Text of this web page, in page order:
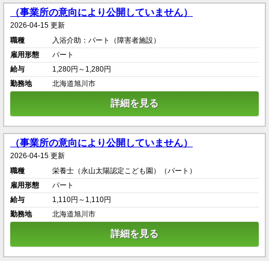
（事業所の意向により公開していません）
2026-04-15 更新
職種
入浴介助：パート（障害者施設）
雇用形態
パート
給与
1,280円～1,280円
勤務地
北海道旭川市
詳細を見る
（事業所の意向により公開していません）
2026-04-15 更新
職種
栄養士（永山太陽認定こども園）（パート）
雇用形態
パート
給与
1,110円～1,110円
勤務地
北海道旭川市
詳細を見る